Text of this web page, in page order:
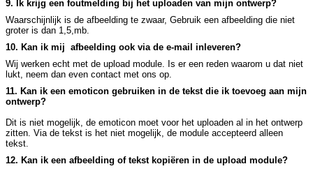
9. Ik krijg een foutmelding bij het uploaden van mijn ontwerp?
Waarschijnlijk is de afbeelding te zwaar, Gebruik een afbeelding die niet
groter is dan 1,5,mb.
10. Kan ik mij afbeelding ook via de e-mail inleveren?
Wij werken echt met de upload module. Is er een reden waarom u dat niet
lukt, neem dan even contact met ons op.
11. Kan ik een emoticon gebruiken in de tekst die ik toevoeg aan mijn
ontwerp?
Dit is niet mogelijk, de emoticon moet voor het uploaden al in het ontwerp
zitten. Via de tekst is het niet mogelijk, de module accepteerd alleen
tekst.
12. Kan ik een afbeelding of tekst kopiëren in de upload module?